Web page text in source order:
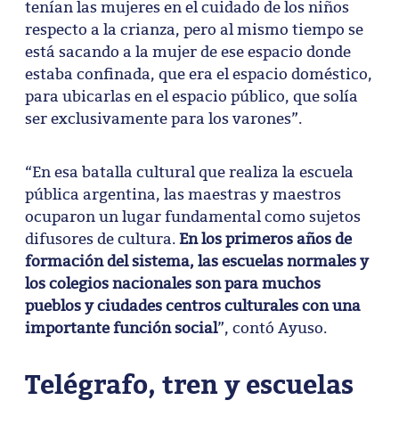
tenían las mujeres en el cuidado de los niños
respecto a la crianza, pero al mismo tiempo se
está sacando a la mujer de ese espacio donde
estaba confinada, que era el espacio doméstico,
para ubicarlas en el espacio público, que solía
ser exclusivamente para los varones”.
“En esa batalla cultural que realiza la escuela
pública argentina, las maestras y maestros
ocuparon un lugar fundamental como sujetos
difusores de cultura.En los primeros años de
formación del sistema, las escuelas normales y
los colegios nacionales son para muchos
pueblos y ciudades centros culturales con una
importante función social”, contó Ayuso.
Telégrafo, tren y escuelas